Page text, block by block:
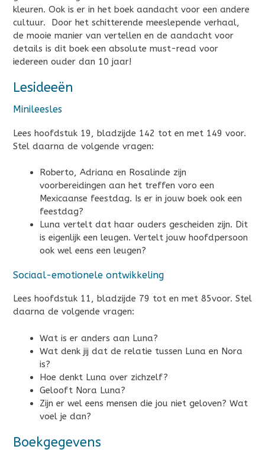
kleuren. Ook is er in het boek aandacht voor een andere
cultuur. Door het schitterende meeslepende verhaal,
de mooie manier van vertellen en de aandacht voor
details is dit boek een absolute must-read voor
iedereen ouder dan 10 jaar!
Lesideeën
Minileesles
Lees hoofdstuk 19, bladzijde 142 tot en met 149 voor.
Stel daarna de volgende vragen:
Roberto, Adriana en Rosalinde zijn
voorbereidingen aan het treffen voro een
Mexicaanse feestdag. Is er in jouw boek ook een
feestdag?
Luna vertelt dat haar ouders gescheiden zijn. Dit
is eigenlijk een leugen. Vertelt jouw hoofdpersoon
ook wel eens een leugen?
Sociaal-emotionele ontwikkeling
Lees hoofdstuk 11, bladzijde 79 tot en met 85voor. Stel
daarna de volgende vragen:
Wat is er anders aan Luna?
Wat denk jij dat de relatie tussen Luna en Nora
is?
Hoe denkt Luna over zichzelf?
Gelooft Nora Luna?
Zijn er wel eens mensen die jou niet geloven? Wat
voel je dan?
Boekgegevens